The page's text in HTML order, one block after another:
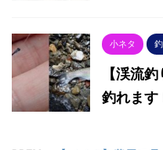
小ネタ
【渓流
釣れます